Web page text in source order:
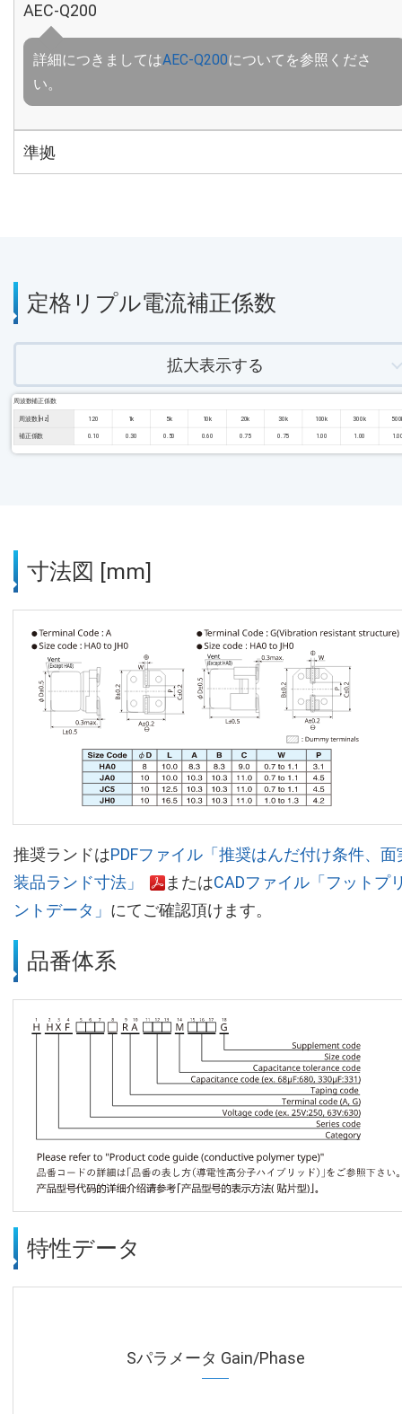
AEC-Q200
詳細につきましてはAEC-Q200についてを参照くださ
い。
準拠
定格リプル電流補正係数
拡大表示する
周波数補正係数
周波数 [Hz] 120 1k 5k 10k 20k 30k 100k 300k
補正係数 0.10 0.30 0.50 0.60 0.75 0.75 1.00 1.00
寸法図 [mm]
推奨ランドはPDFファイル「推奨はんだ付け条件、面
装品ランド寸法」
またはCADファイル「フットプ
ントデータ」 にてご確認頂けます。
品番体系
特性データ
Sパラメータ Gain/Phase